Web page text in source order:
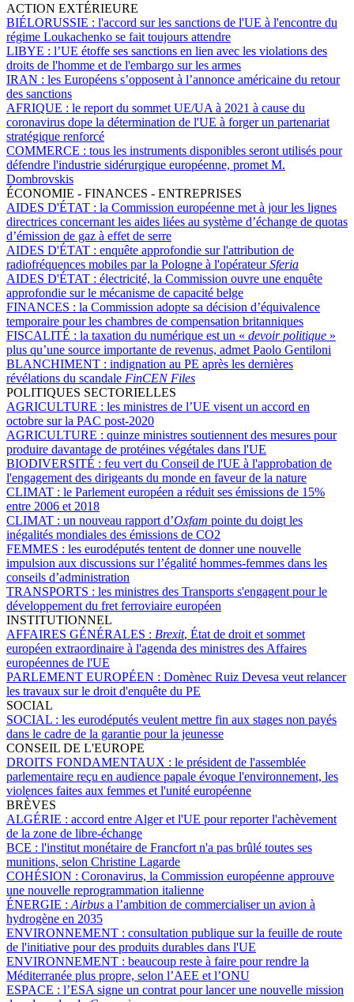
ACTION EXTÉRIEURE
BIÉLORUSSIE : l'accord sur les sanctions de l'UE à l'encontre du
régime Loukachenko se fait toujours attendre
LIBYE : l’UE étoffe ses sanctions en lien avec les violations des
droits de l'homme et de l'embargo sur les armes
IRAN : les Européens s’opposent à l’annonce américaine du retour
des sanctions
AFRIQUE : le report du sommet UE/UA à 2021 à cause du
coronavirus dope la détermination de l'UE à forger un partenariat
stratégique renforcé
COMMERCE : tous les instruments disponibles seront utilisés pour
défendre l'industrie sidérurgique européenne, promet M.
Dombrovskis
ÉCONOMIE - FINANCES - ENTREPRISES
AIDES D'ÉTAT : la Commission européenne met à jour les lignes
directrices concernant les aides liées au système d’échange de quotas
d’émission de gaz à effet de serre
AIDES D'ÉTAT : enquête approfondie sur l'attribution de
radiofréquences mobiles par la Pologne à l'opérateurSferia
AIDES D'ÉTAT : électricité, la Commission ouvre une enquête
approfondie sur le mécanisme de capacité belge
FINANCES : la Commission adopte sa décision d’équivalence
temporaire pour les chambres de compensation britanniques
FISCALITÉ : la taxation du numérique est un « devoir politique »
plus qu’une source importante de revenus, admet Paolo Gentiloni
BLANCHIMENT : indignation au PE après les dernières
révélations du scandale FinCEN Files
POLITIQUES SECTORIELLES
AGRICULTURE : les ministres de l’UE visent un accord en
octobre sur la PAC post-2020
AGRICULTURE : quinze ministres soutiennent des mesures pour
produire davantage de protéines végétales dans l'UE
BIODIVERSITÉ : feu vert du Conseil de l'UE à l'approbation de
l'engagement des dirigeants du monde en faveur de la nature
CLIMAT : le Parlement européen a réduit ses émissions de 15%
entre 2006 et 2018
CLIMAT : un nouveau rapport d’Oxfam pointe du doigt les
inégalités mondiales des émissions de CO2
FEMMES : les eurodéputés tentent de donner une nouvelle
impulsion aux discussions sur l’égalité hommes-femmes dans les
conseils d’administration
TRANSPORTS : les ministres des Transports s'engagent pour le
développement du fret ferroviaire européen
INSTITUTIONNEL
AFFAIRES GÉNÉRALES : Brexit, État de droit et sommet
européen extraordinaire à l'agenda des ministres des Affaires
européennes de l'UE
PARLEMENT EUROPÉEN : Domènec Ruiz Devesa veut relancer
les travaux sur le droit d'enquête du PE
SOCIAL
SOCIAL : les eurodéputés veulent mettre fin aux stages non payés
dans le cadre de la garantie pour la jeunesse
CONSEIL DE L'EUROPE
DROITS FONDAMENTAUX : le président de l'assemblée
parlementaire reçu en audience papale évoque l'environnement, les
violences faites aux femmes et l'unité européenne
BRÈVES
ALGÉRIE : accord entre Alger et l'UE pour reporter l'achèvement
de la zone de libre-échange
BCE : l'institut monétaire de Francfort n'a pas brûlé toutes ses
munitions, selon Christine Lagarde
COHÉSION : Coronavirus, la Commission européenne approuve
une nouvelle reprogrammation italienne
ÉNERGIE : Airbus a l’ambition de commercialiser un avion à
hydrogène en 2035
ENVIRONNEMENT : consultation publique sur la feuille de route
de l'initiative pour des produits durables dans l'UE
ENVIRONNEMENT : beaucoup reste à faire pour rendre la
Méditerranée plus propre, selon l’AEE et l’ONU
ESPACE : l’ESA signe un contrat pour lancer une nouvelle mission